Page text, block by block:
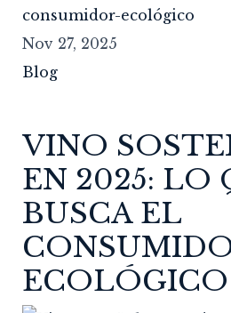
Nov 27, 2025
Blog
VINO
EN 2025: LO
BUSCA EL
ECOLÓGICO